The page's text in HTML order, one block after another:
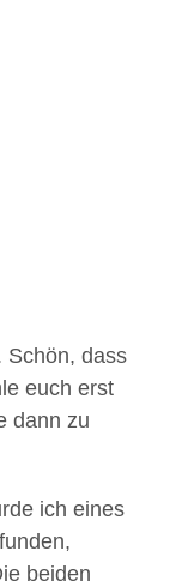
Schön, dass
euch erst
dann zu
ich eines
beiden